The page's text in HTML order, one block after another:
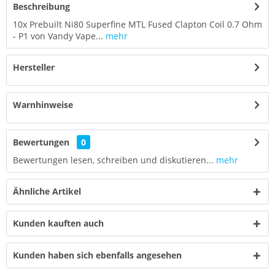
Beschreibung
10x Prebuilt Ni80 Superfine MTL Fused Clapton Coil 0.7 Ohm
- P1 von Vandy Vape... mehr
Hersteller
Warnhinweise
Bewertungen
0
Bewertungen lesen, schreiben und diskutieren... mehr
Ähnliche Artikel
Kunden kauften auch
Kunden haben sich ebenfalls angesehen